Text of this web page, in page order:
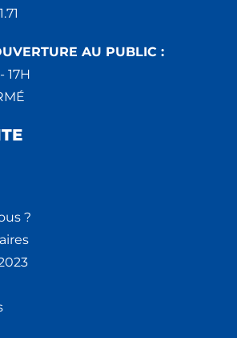
AU PUBLIC :
17H
?